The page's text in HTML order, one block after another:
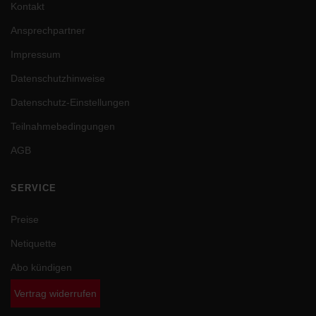
Kontakt
Ansprechpartner
Impressum
Datenschutzhinweise
Datenschutz-Einstellungen
Teilnahmebedingungen
AGB
SERVICE
Preise
Netiquette
Abo kündigen
Vertrag widerrufen